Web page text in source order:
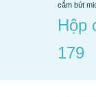
cắm bút
Hộp
179